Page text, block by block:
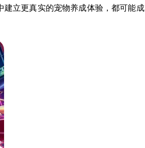
立更真实的宠物养成体验，都可能成